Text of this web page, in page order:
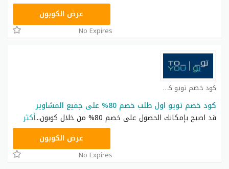
عرض الكوبون
No Expires
كود خصم تويو كوبون
كود خصم تويو اول طلب خصم 80% على جميع المشاوير
قد اصبح بإمكانك الحصول على خصم 80% من خلال كوبون
...أكثر
عرض الكوبون
No Expires